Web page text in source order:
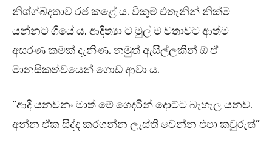
නිශ්ශ්බ්දතාව රජ කළේ ය. විකුම් එතැනින් නික්ම
යන්නට ගියේ ය. ආදිත්‍යා ට මුල් ම වතාවට ආත්ම
අසරණ කමක් දැනිණ. නමුත් ඇසිල්ලකින් ඕ ඒ
මානසිකත්වයෙන් ගොඩ ආවා ය.
“ආදි යනවනං මාත් මේ ගෙදරින් දොට්ට බැහැල යනව.
අන්න ඒක සිද්ද කරගන්න ලෑස්ති වෙන්න එපා කවුරුත්”